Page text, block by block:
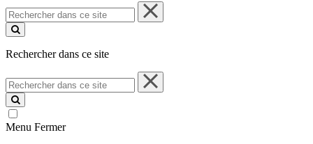
Rechercher
dans
ce
Rechercher dans ce site
Rechercher
dans
ce
site
Menu Fermer